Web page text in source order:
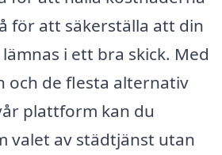
för att säkerställa att din
i ett bra skick. Med
de flesta alternativ
plattform kan du
valet av städtjänst utan